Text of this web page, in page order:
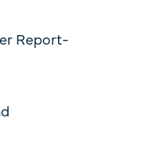
Report-